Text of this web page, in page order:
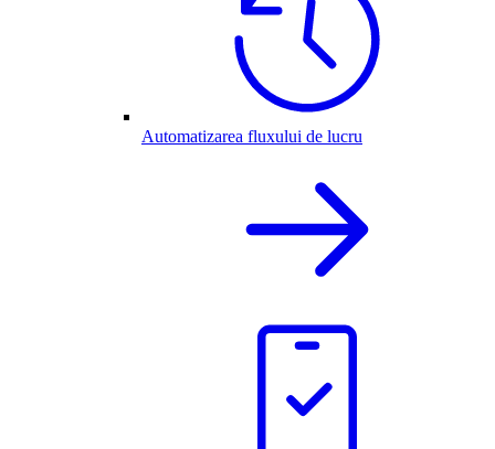
Automatizarea fluxului de lucru